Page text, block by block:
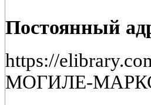
Постоянный
https://
МОГИЛЕ-